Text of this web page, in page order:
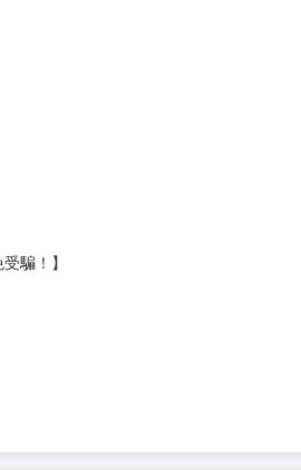
騙！】